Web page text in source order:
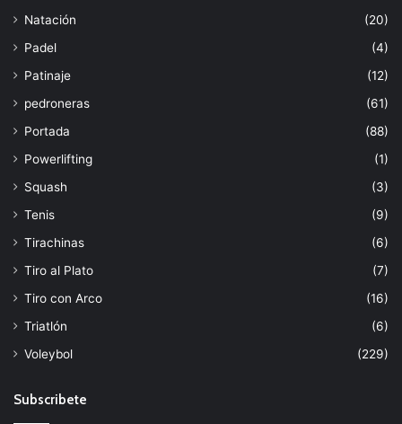
Natación
(20)
Padel
(4)
Patinaje
(12)
pedroneras
(61)
Portada
(88)
Powerlifting
(1)
Squash
(3)
Tenis
(9)
Tirachinas
(6)
Tiro al Plato
(7)
Tiro con Arco
(16)
Triatlón
(6)
Voleybol
(229)
Subscribete